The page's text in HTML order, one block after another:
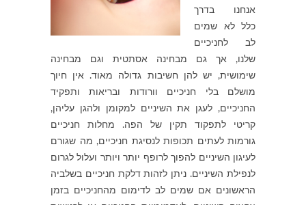
אנחנו בדרך
כלל לא שמים
לב לחניכיים
שלנו, אך גם מבחינה אסתטית וגם מבחינה
שימושית, יש להן חשיבות גדולה מאוד. אין חיוך
מושלם בלי חניכיים וורודות ובריאות ותפקיד
החניכיים, לעגן את השיניים למקומן ולהגן עליהן,
קריטי לתפקוד תקין של הפה. מחלות חניכיים
גורמות לעתים תכופות לנסיגת חניכיים, מה שגורם
לעיגון השיניים להפוך לרופף יותר ויותר ועלול לגרום
לנפילת השיניים. ניתן לזהות דלקת חניכיים בשלביה
הראשונים אם שמים לב לדימום מהחניכיים בזמן